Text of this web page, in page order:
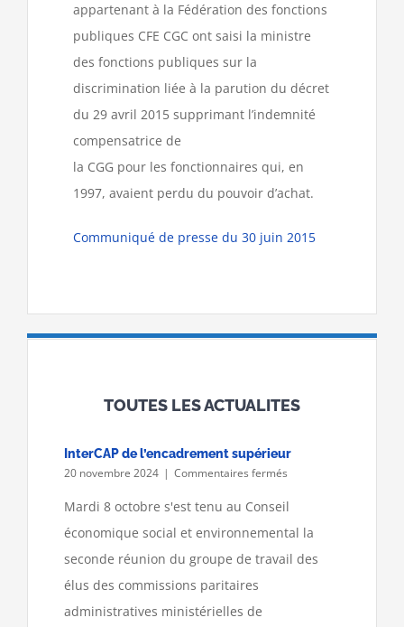
appartenant à la Fédération des fonctions
publiques CFE CGC ont saisi la ministre
des fonctions publiques sur la
discrimination liée à la parution du décret
du 29 avril 2015 supprimant l’indemnité
compensatrice de
la CGG pour les fonctionnaires qui, en
1997, avaient perdu du pouvoir d’achat.
Communiqué de presse du 30 juin 2015
TOUTES LES ACTUALITES
InterCAP de l’encadrement supérieur
20 novembre 2024 | Commentaires fermés
de
supérieur
Mardi 8 octobre s'est tenu au Conseil
économique social et environnemental la
seconde réunion du groupe de travail des
élus des commissions paritaires
administratives ministérielles de